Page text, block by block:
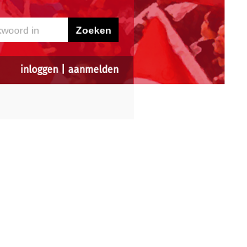
inloggen| aanmelden